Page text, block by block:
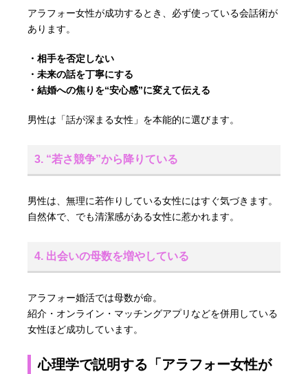
アラフォー女性が成功するとき、必ず使っている会話術が
あります。
・相手を否定しない
・未来の話を丁寧にする
・結婚への焦りを“安心感”に変えて伝える
男性は「話が深まる女性」を本能的に選びます。
3. “若さ競争”から降りている
男性は、無理に若作りしている女性にはすぐ気づきます。
自然体で、でも清潔感がある女性に惹かれます。
4. 出会いの母数を増やしている
アラフォー婚活では母数が命。
紹介・オンライン・マッチングアプリなどを併用している
女性ほど成功しています。
心理学で説明する「アラフォー女性が